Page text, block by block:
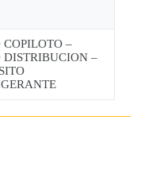
–
DISTRIBUCION –